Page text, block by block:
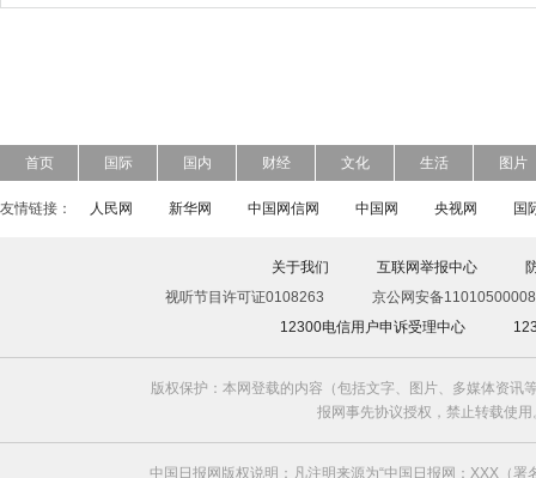
首页 国际 国内 财经 文化 生活 图片
友情链接： 人民网 新华网 中国网信网 中国网 央视网 国
关于我们 互联网举报中心
视听节目许可证0108263
京公网安备
12300电信用户申诉受理中心
版权保护：本网登载的内容（包括文字、图片、多媒体资
报网事先协议授权，禁止转载使
中国日报网版权说明：凡注明来源为“中国日报网：XXX（